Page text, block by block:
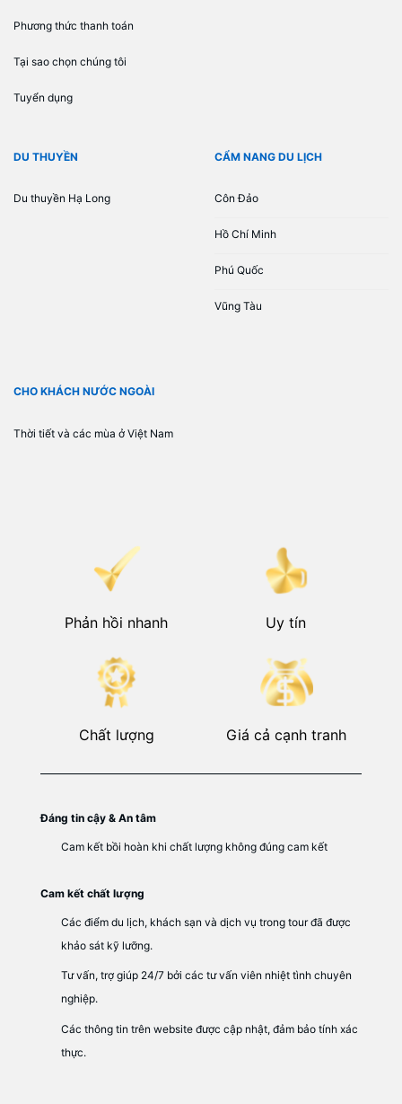
Phương thức thanh toán
Tại sao chọn chúng tôi
Tuyển dụng
DU THUYỀN
Du thuyền Hạ Long
CẨM NANG DU LỊCH
Côn Đảo
Hồ Chí Minh
Phú Quốc
Vũng Tàu
CHO KHÁCH NƯỚC NGOÀI
Thời tiết và các mùa ở Việt Nam
Phản hồi nhanh Uy tín
Chất lượng Giá cả cạnh tranh
Đáng tin cậy & An tâm
Cam kết bồi hoàn khi chất lượng không đúng cam kết
Cam kết chất lượng
Các điểm du lịch, khách sạn và dịch vụ trong tour đã được
khảo sát kỹ lưỡng.
Tư vấn, trợ giúp 24/7 bởi các tư vấn viên nhiệt tình chuyên
nghiệp.
Các thông tin trên website được cập nhật, đảm bảo tính xác
thực.